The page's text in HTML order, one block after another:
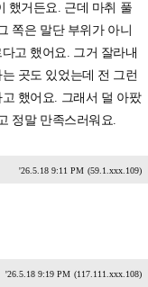
했거든요. 근데 마취 풀
쪽은 말단 부위가 아니
고 했어요. 그거 잘라내
곳도 있었는데 전 그런
했어요. 그래서 덜 아팠
정말 만족스러워요.
'26.5.18 9:11 PM (59.1.xxx.109)
'26.5.18 9:19 PM (117.111.xxx.108)